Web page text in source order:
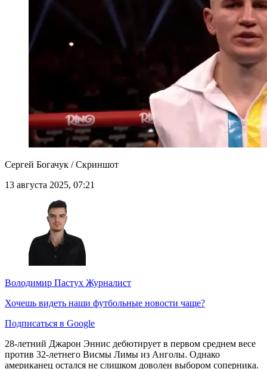
Сергей Богачук / Скриншот
13 августа 2025, 07:21
Володимир Пастух Журналист
Хочешь видеть наши футбольные новости чаще?
Подписаться в Google
28-летний Джарон Эннис дебютирует в первом среднем весе
против 32-летнего Висмы Лимы из Анголы. Однако
американец остался не слишком доволен выбором соперника.